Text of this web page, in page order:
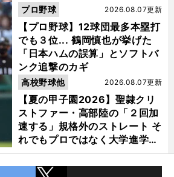
【プロ野球】12球団最多本塁打
でも３位... 鶴岡慎也が挙げた
「日本ハムの誤算」とソフトバ
ンク追撃のカギ
2026.08.07更新
プロ野球
【夏の甲子園2026】聖隷クリ
ストファー・高部陸の「２回加
速する」規格外のストレート そ
れでもプロではなく大学進学を
選ぶ理由
2026.08.07更新
高校野球他